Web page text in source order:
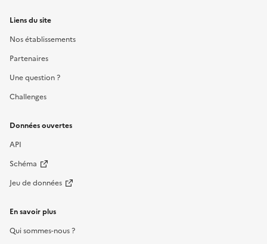
Liens du site
Nos établissements
Partenaires
Une question ?
Challenges
Données ouvertes
API
Schéma
Jeu de données
En savoir plus
Qui sommes-nous ?